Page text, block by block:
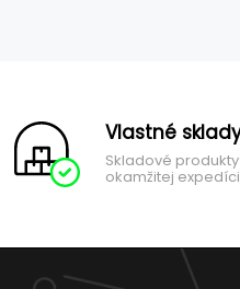
Vlastné
Skladové
okamžitej